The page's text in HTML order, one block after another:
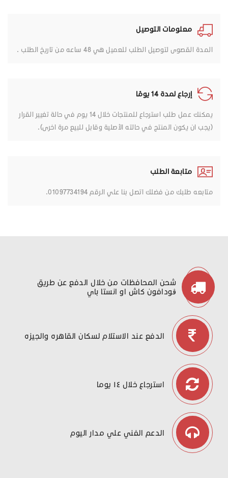
معلومات التوصيل
المدة القصوى لتوصيل الطلب للعميل هي 48 ساعه من تاريخ الطلب .
إرجاع لمدة 14 يومًا
يمكنك عمل طلب استرجاع للمنتجات خلال 14 يوم في حالة تغيير القرار
(يجب ان يكون المنتج في حالته الأصلية وقابل للبيع مرة اخرى).
متابعة الطلب
متابعه طلبك من فضلك اتصل بنا علي الرقم 01097734194.
شحن المحافظات من خلال الدفع عن طريق
ڤودافون كاش او انستا باي
الدفع عند الاستلام لسكان القاهره والجيزه
استرجاع خلال ١٤ يوما
الدعم الفني علي مدار اليوم